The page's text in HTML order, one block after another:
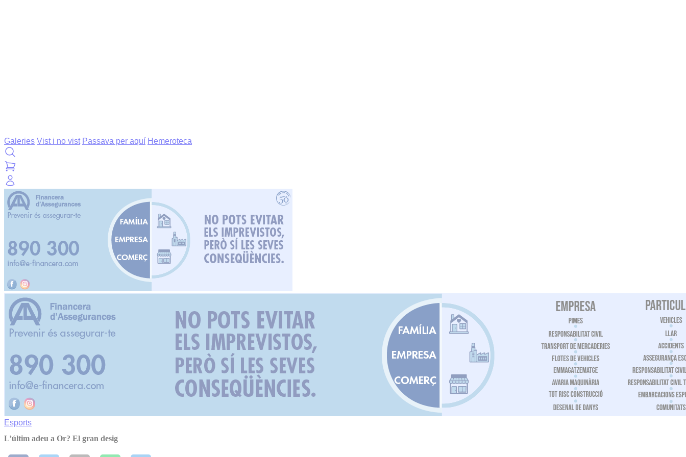
Galeries Vist i no vist Passava per aquí Hemeroteca
Esports
L’últim adeu a Or? El gran desig